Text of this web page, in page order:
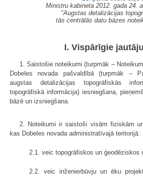
Ministru kabineta 2012. gada 24.
"Augstas detalizācijas
tās centrālās datu bāzes
I. Vispārīgie
1. Saistošie noteikumi (turpmāk –
Dobeles novada pašvaldībā (turpmāk –
augstas detalizācijas topogrāfiskās
topogrāfiskā informācija) iesniegšana,
bāzē un izsniegšana.
2. Noteikumi ir saistoši visām fiziskām
kas Dobeles novada administratīvajā teritorijā:
2.1. veic topogrāfiskos un ģeodēziskos
2.2. veic inženierbūvju un ēku